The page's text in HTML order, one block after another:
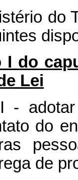
do
I do
Lei
-
do
de